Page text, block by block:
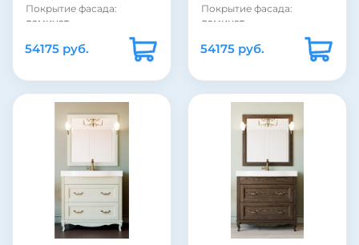
Покрытие фасада:
ламинат
сталь
54175 руб.
Покрытие фасада:
ламинат
сталь
54175 руб.